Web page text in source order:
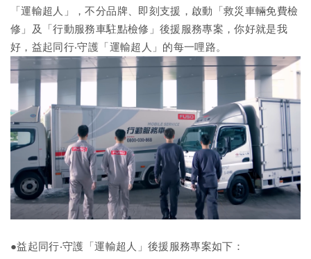
「運輸超人」，不分品牌、即刻支援，啟動「救災車輛免費檢
修」及「行動服務車駐點檢修」後援服務專案，你好就是我
好，益起同行‧守護「運輸超人」的每一哩路。
●益起同行‧守護「運輸超人」後援服務專案如下：